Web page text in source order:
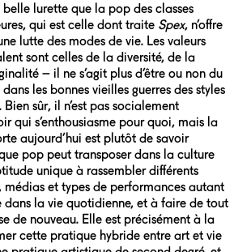
belle lurette que la pop des classes
qui est celle dont traite Spex, n’offre
lutte des modes de vie. Les valeurs
sont celles de la diversité, de la
– il ne s’agit plus d’être ou non du
les bonnes vieilles guerres des styles
Bien sûr, il n’est pas socialement
qui s’enthousiasme pour quoi, mais la
aujourd’hui est plutôt de savoir
pop peut transposer dans la culture
unique à rassembler différents
médias et types de performances autant
dans la vie quotidienne, et à faire de tout
de nouveau. Elle est précisément à la
cette pratique hybride entre art et vie